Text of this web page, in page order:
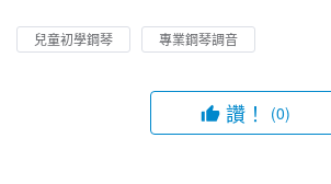
兒童初學鋼琴 專業鋼琴調音
讚！ (0)